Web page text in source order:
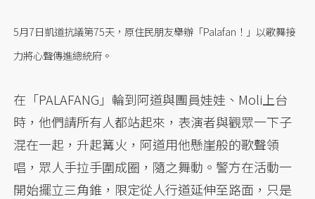
5月7日凱道抗議第75天，原住民朋友舉辦「Palafan！」以歌舞接
力將心聲傳進總統府。
在「PALAFANG」輪到阿道與團員娃娃、Moli上台
時，他們請所有人都站起來，表演者與觀眾一下子
混在一起，升起篝火，阿道用他懸崖般的歌聲領
唱，眾人手拉手圍成圈，隨之舞動。警方在活動一
開始擺立三角錐，限定從人行道延伸至路面，只是